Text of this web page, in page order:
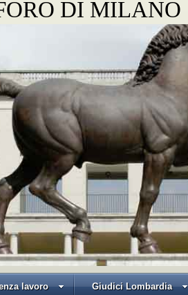
DI MILANO
lavoro Giudici Lombardia